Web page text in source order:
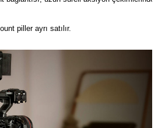
piller ayrı satılır.